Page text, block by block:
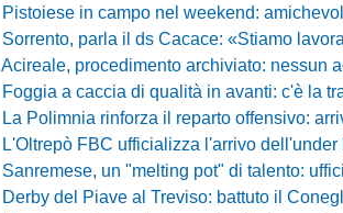
Pistoiese in campo nel weekend: amichevole contro lo Scandicci
Sorrento, parla il ds Cacace: «Stiamo lavorando a
Acireale, procedimento archiviato: nessun
Foggia a caccia di qualità in avanti: c'è la
La Polimnia rinforza il reparto offensivo:
L'Oltrepò FBC ufficializza l'arrivo dell'under
Sanremese, un "melting pot" di talento:
Derby del Piave al Treviso: battuto il Conegliano 3-1